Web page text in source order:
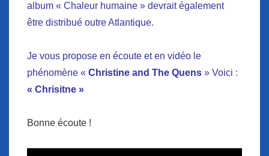
album « Chaleur humaine » devrait également
être distribué outre Atlantique.
Je vous propose en écoute et en vidéo le
phénomène « Christine and The Quens » Voici :
« Chrisitne »
Bonne écoute !